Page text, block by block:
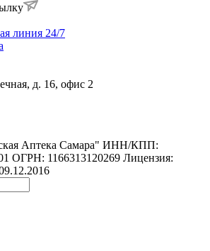
линия 24/7
д. 16, офис 2
Аптека Самара" ИНН/КПП:
ОГРН: 1166313120269 Лицензия: